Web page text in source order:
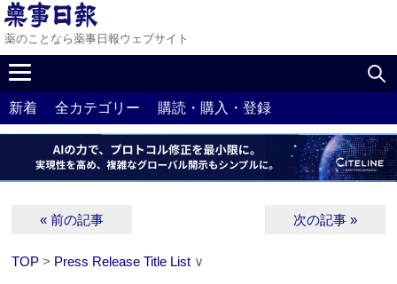
薬のことなら薬事日報ウェブサイト
新着 全カテゴリー 購読・購入・登録
« 前の記事 次の記事 »
TOP > Press Release Title List ∨